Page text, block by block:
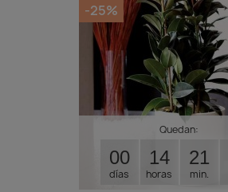
Quedan:
00
días
14
horas
21
min.
-25%